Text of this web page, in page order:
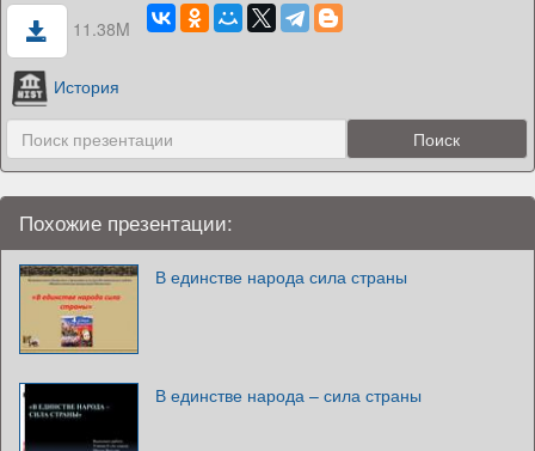
11.38M
История
Похожие презентации:
В единстве народа сила страны
В единстве народа – сила страны